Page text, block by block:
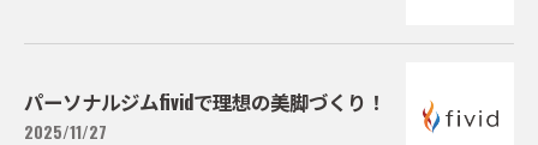
パーソナルジムfividで理想の美脚づくり！
2025/11/27